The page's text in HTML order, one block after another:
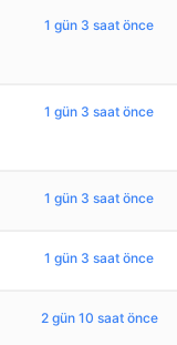
1 gün 3 saat önce
1 gün 3 saat önce
1 gün 3 saat önce
1 gün 3 saat önce
2 gün 10 saat önce